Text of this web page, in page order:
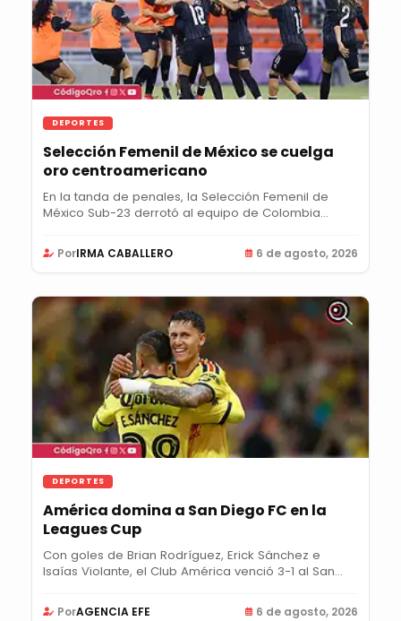
DEPORTES
Selección Femenil de México se cuelga
oro centroamericano
En la tanda de penales, la Selección Femenil de
México Sub-23 derrotó al equipo de Colombia
PorIRMA CABALLERO 6 de agosto, 2026
DEPORTES
América domina a San Diego FC en la
Leagues Cup
Con goles de Brian Rodríguez, Erick Sánchez e
Isaías Violante, el Club América venció 3-1 al San...
PorAGENCIA EFE 6 de agosto, 2026